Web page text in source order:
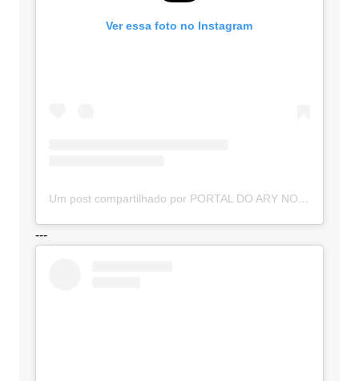
Ver essa foto no Instagram
Um post compartilhado por PORTAL DO ARY NOTÍCIAS (@portaldoarynoticias)
---